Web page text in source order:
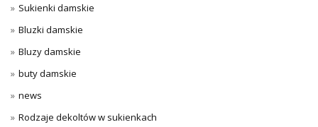
Sukienki damskie
Bluzki damskie
Bluzy damskie
buty damskie
news
Rodzaje dekoltów w sukienkach